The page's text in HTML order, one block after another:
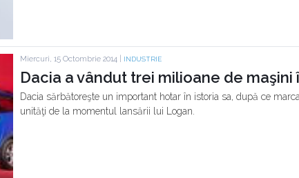
Miercuri, 15 Octombrie 2014 | INDUSTRIE
Dacia a vândut trei milioane de maşini
Dacia sărbătoreşte un important hotar în istoria sa, după ce
unităţi de la momentul lansării lui Logan.